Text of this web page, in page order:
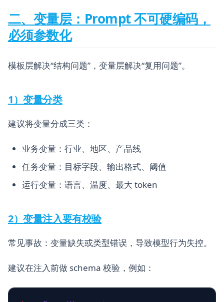
二、变量层：Prompt 不可硬编码，
必须参数化
模板层解决“结构问题”，变量层解决“复用问题”。
1）变量分类
建议将变量分成三类：
业务变量：行业、地区、产品线
任务变量：目标字段、输出格式、阈值
运行变量：语言、温度、最大 token
2）变量注入要有校验
常见事故：变量缺失或类型错误，导致模型行为失控。
建议在注入前做 schema 校验，例如：